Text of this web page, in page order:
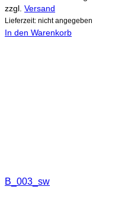
zzgl. Versand
Lieferzeit: nicht angegeben
In den Warenkorb
B_003_sw